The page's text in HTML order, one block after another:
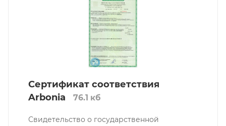
Сертификат соответствия
Arbonia
76.1 кб
Свидетельство о государственной